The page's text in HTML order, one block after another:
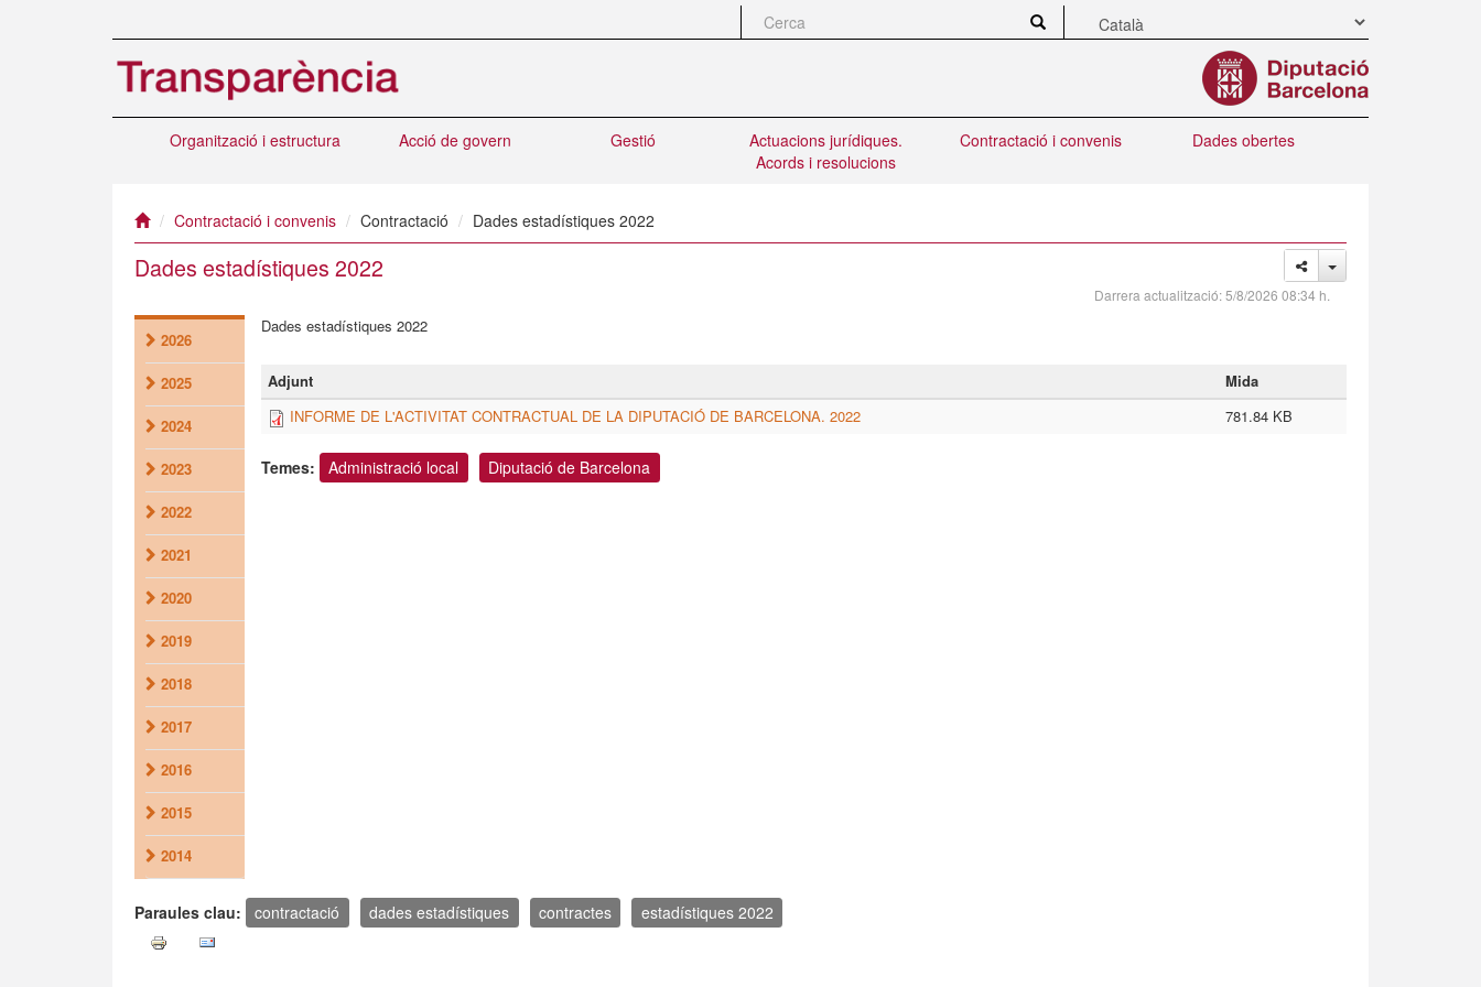
Cerca
Organització i estructura Acció de govern Gestió
Actuacions jurídiques.
Acords i resolucions
Contractació i convenis Dades obertes
Contractació i convenis Contractació Dades estadístiques 2022
Dades estadístiques 2022
Darrera actualització:5/8/2026 08:34 h.
2026
2025
2024
2023
2022
2021
2020
2019
2018
2017
2016
2015
2014
Dades estadístiques 2022
Adjunt
Mida
INFORME DE L'ACTIVITAT CONTRACTUAL DE LA DIPUTACIÓ DE BARCELONA. 2022
781.84 KB
Temes: Administració local Diputació de Barcelona
Paraules clau: contractació dades estadístiques contractes estadístiques 2022